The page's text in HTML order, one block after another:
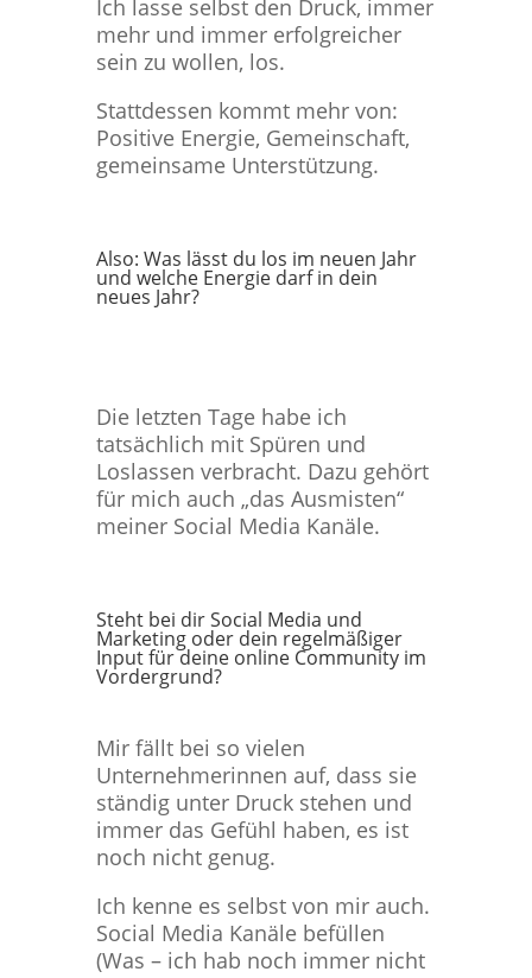
Ich lasse selbst den Druck, immer
mehr und immer erfolgreicher
sein zu wollen, los.
Stattdessen kommt mehr von:
Positive Energie, Gemeinschaft,
gemeinsame Unterstützung.
Also: Was lässt du los im neuen Jahr
und welche Energie darf in dein
neues Jahr?
Die letzten Tage habe ich
tatsächlich mit Spüren und
Loslassen verbracht. Dazu gehört
für mich auch „das Ausmisten“
meiner Social Media Kanäle.
Steht bei dir Social Media und
Marketing oder dein regelmäßiger
Input für deine online Community im
Vordergrund?
Mir fällt bei so vielen
Unternehmerinnen auf, dass sie
ständig unter Druck stehen und
immer das Gefühl haben, es ist
noch nicht genug.
Ich kenne es selbst von mir auch.
Social Media Kanäle befüllen
(Was – ich hab noch immer nicht